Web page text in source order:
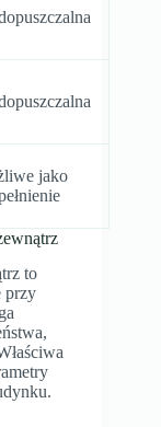
jako
to
przy